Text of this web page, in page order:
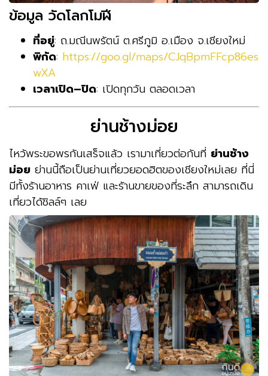
ข้อมูล วัดโลกโมฬี
ที่อยู่: ถ.มณีนพรัตน์ ต.ศรีภูมิ อ.เมือง จ.เชียงใหม่
พิกัด: https://goo.gl/maps/CJqBpmFFcp86es
wXA
เวลาเปิด–ปิด: เปิดทุกวัน ตลอดเวลา
ย่านช้างม่อย
ไหว้พระขอพรกันเสร็จแล้ว เรามาเที่ยวต่อกันที่ ย่านช้าง
ม่อย ย่านนี้ถือเป็นย่านเที่ยวยอดฮิตของเชียงใหม่เลย ที่นี่
มีทั้งร้านอาหาร คาเฟ่ และร้านขายของที่ระลึก สามารถเดิน
เที่ยวได้ชิลล์ๆ เลย